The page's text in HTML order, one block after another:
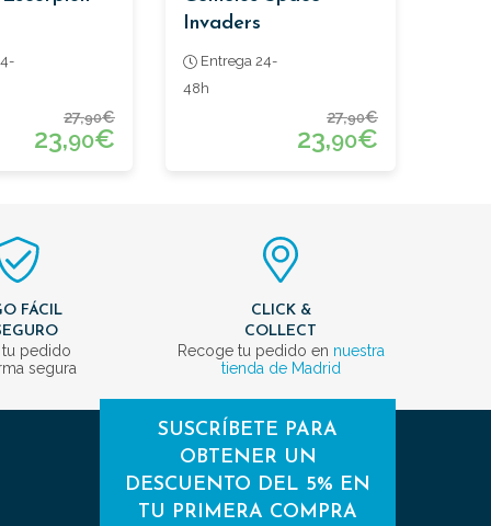
27,90€
23,90€
Invaders
Entrega 24-
48h
27,90€
23,90€
FÁCIL
tu pedido
segura
CLICK &
COLLECT
Recoge tu pedido en nuestra
tienda de Madrid
SUSCRÍBETE PARA
OBTENER UN
DESCUENTO DEL 5% EN
TU PRIMERA COMPRA